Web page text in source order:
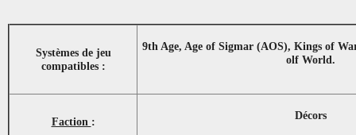
Systèmes de jeu
compatibles :
9th Age, Age of Sigmar (AOS), Kings of
olf World.
Faction : Décors